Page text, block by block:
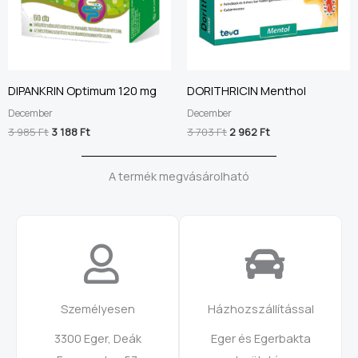
DIPANKRIN Optimum 120 mg
December
3 985Ft 3 188 Ft
DORITHRICIN Menthol
December
3 703Ft 2 962 Ft
A termék megvásárolható
Személyesen
3300 Eger, Deák
Házhozszállítással
Eger és Egerbakta